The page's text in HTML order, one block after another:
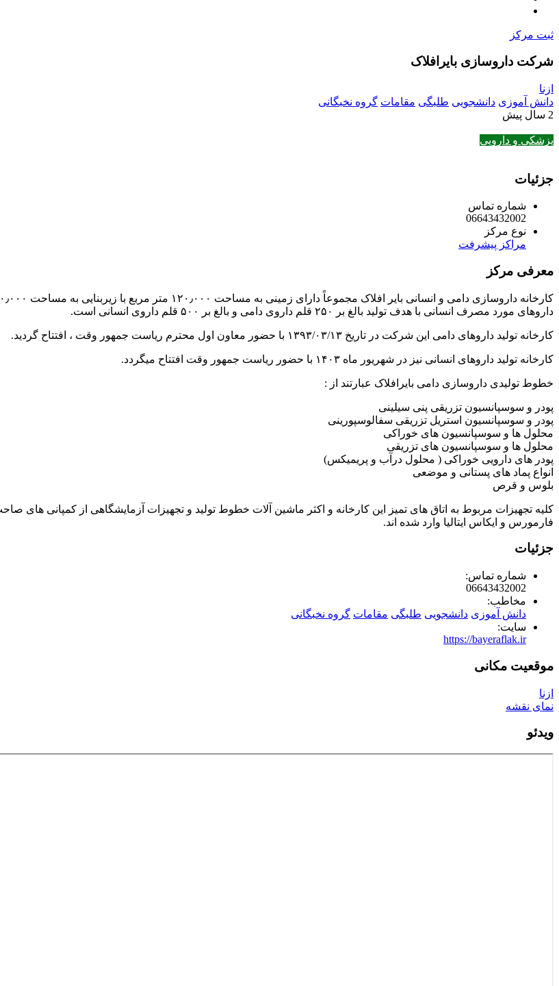
ثبت مرکز
شرکت داروسازی بایرافلاک
ازنا
دانش آموزی دانشجویی طلبگی مقامات گروه نخبگانی
2 سال پیش
پزشکی و دارویی
جزئیات
شماره تماس
06643432002
نوع مرکز
مراکز پیشرفت
معرفی مرکز
داروهای مورد مصرف انسانی با هدف تولید بالغ بر ۲۵۰ قلم داروی دامی و بالغ بر ۵۰۰ قلم داروی انسانی است.
کارخانه تولید داروهای دامی این شرکت در تاریخ ۱۳۹۳/۰۳/۱۳ با حضور معاون اول محترم ریاست جمهور وقت ، افتتاح گردید.
کارخانه تولید داروهای انسانی نیز در شهریور ماه ۱۴۰۳ با حضور ریاست جمهور وقت افتتاح میگردد.
خطوط تولیدی داروسازی دامی بایرافلاک عبارتند از :
پودر و سوسپانسیون تزریقی پنی سیلینی
پودر و سوسپانسیون استریل تزریقی سفالوسپورینی
محلول ها و سوسپانسیون های خوراکی
محلول ها و سوسپانسیون های تزریقی
پودر های دارویی خوراکی ( محلول درآب و پریمیکس)
انواع پماد های پستانی و موضعی
بلوس و قرص
کلیه تجهیزات مربوط به اتاق های تمیز این کارخانه و اکثر ماشین آلات خطوط تولید و تجهیزات آزمایشگاهی از کمپانی های صاحب
فارمورس و ایکاس ایتالیا وارد شده اند.
جزئیات
شماره تماس:
06643432002
مخاطب:
دانش آموزی دانشجویی طلبگی مقامات گروه نخبگانی
سایت:
https://bayeraflak.ir
موقعیت مکانی
ازنا
نمای نقشه
ویدئو